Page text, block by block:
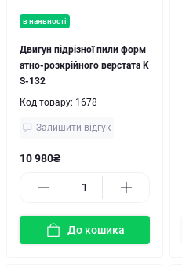
в наявності
Двигун підрізної пили форм
атно-розкрійного верстата K
S-132
Код товару: 1678
Залишити відгук
10 980₴
До кошика